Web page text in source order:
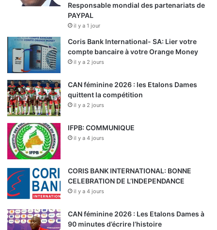
Responsable mondial des partenariats de
PAYPAL
il y a 1 jour
Coris Bank International- SA: Lier votre
compte bancaire à votre Orange Money
il y a 2 jours
CAN féminine 2026 : les Etalons Dames
quittent la compétition
il y a 2 jours
IFPB: COMMUNIQUE
il y a 4 jours
CORIS BANK INTERNATIONAL: BONNE
CELEBRATION DE L’INDEPENDANCE
il y a 4 jours
CAN féminine 2026 : Les Etalons Dames à
90 minutes d’écrire l’histoire